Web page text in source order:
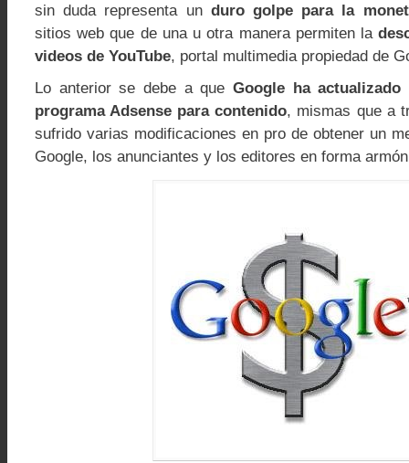
sin duda representa un duro golpe para la
sitios web que de una u otra manera permiten la
videos de YouTube, portal multimedia propiedad de
Lo anterior se debe a que Google ha
programa Adsense para contenido, mismas que a
sufrido varias modificaciones en pro de obtener un
Google, los anunciantes y los editores en forma